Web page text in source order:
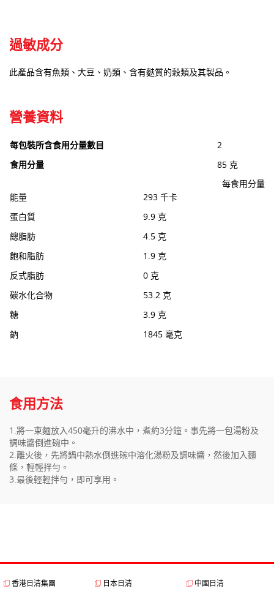
過敏成分
此產品含有魚類、大豆、奶類、含有麩質的穀類及其製品。
營養資料
每包裝所含食用分量數目
2
食用分量
85 克
每食用分量
能量
293 千卡
蛋白質
9.9 克
總脂肪
4.5 克
飽和脂肪
1.9 克
反式脂肪
0 克
碳水化合物
53.2 克
糖
3.9 克
鈉
1845 毫克
食用方法
1.將一束麵放入450毫升的沸水中，煮約3分鐘。事先將一包湯粉及
調味醬倒進碗中。
2.離火後，先將鍋中熱水倒進碗中溶化湯粉及調味醬，然後加入麵
條，輕輕拌勻。
3.最後輕輕拌勻，即可享用。
香港日清集團 日本日清 中國日清